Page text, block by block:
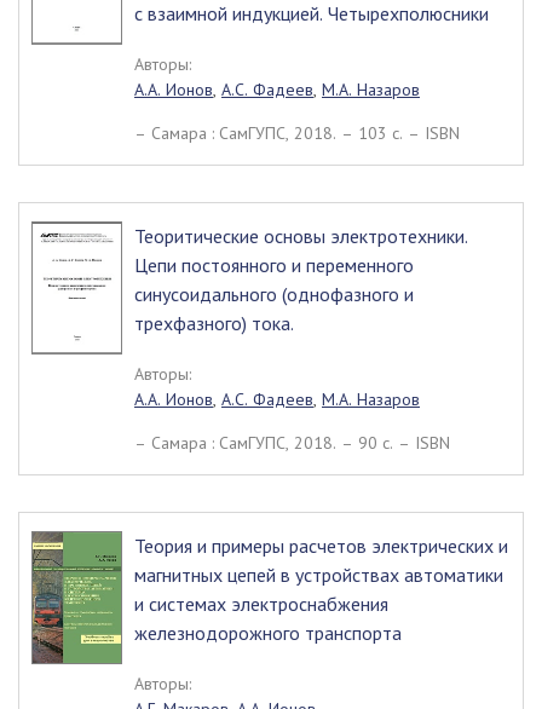
с взаимной индукцией. Четырехполюсники
Авторы:
А.А. Ионов, А.С. Фадеев, М.А. Назаров
– Самара : СамГУПС, 2018. – 103 c. – ISBN
Теоритические основы электротехники.
Цепи постоянного и переменного
синусоидального (однофазного и
трехфазного) тока.
Авторы:
А.А. Ионов, А.С. Фадеев, М.А. Назаров
– Самара : СамГУПС, 2018. – 90 c. – ISBN
Теория и примеры расчетов электрических и
магнитных цепей в устройствах автоматики
и системах электроснабжения
железнодорожного транспорта
Авторы: